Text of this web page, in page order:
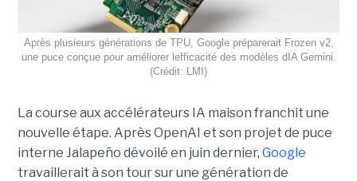
Après plusieurs générations de TPU, Google préparerait Frozen v2,
une puce conçue pour améliorer lefficacité des modèles dIA Gemini.
(Crédit: LMI)
La course aux accélérateurs IA maison franchit une
nouvelle étape. Après OpenAI et son projet de puce
interne Jalapeño dévoilé en juin dernier, Google
travaillerait à son tour sur une génération de